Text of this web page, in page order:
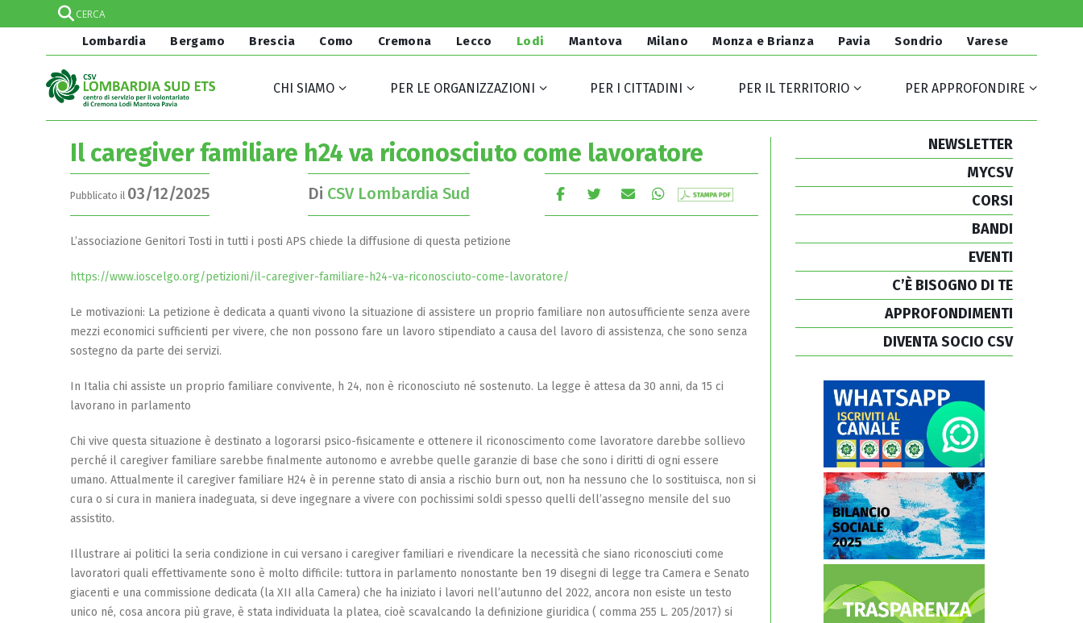
Lombardia Bergamo Brescia Como Cremona Lecco Lodi Mantova Milano Monza e Brianza Pavia Sondrio Varese
CHI SIAMO PER LE ORGANIZZAZIONI PER I CITTADINI PER IL TERRITORIO PER APPROFONDIRE
Il caregiver familiare h24 va riconosciuto come lavoratore
Pubblicato il 03/12/2025 Di CSV Lombardia Sud
L’associazione Genitori Tosti in tutti i posti APS chiede la diffusione di questa petizione
https://www.ioscelgo.org/petizioni/il-caregiver-familiare-h24-va-riconosciuto-come-lavoratore/
Le motivazioni: La petizione è dedicata a quanti vivono la situazione di assistere un proprio familiare non autosufficiente senza avere
mezzi economici sufficienti per vivere, che non possono fare un lavoro stipendiato a causa del lavoro di assistenza, che sono senza
sostegno da parte dei servizi.
In Italia chi assiste un proprio familiare convivente, h 24, non è riconosciuto né sostenuto. La legge è attesa da 30 anni, da 15 ci
lavorano in parlamento
Chi vive questa situazione è destinato a logorarsi psico-fisicamente e ottenere il riconoscimento come lavoratore darebbe sollievo
perché il caregiver familiare sarebbe finalmente autonomo e avrebbe quelle garanzie di base che sono i diritti di ogni essere
umano. Attualmente il caregiver familiare H24 è in perenne stato di ansia a rischio burn out, non ha nessuno che lo sostituisca, non si
cura o si cura in maniera inadeguata, si deve ingegnare a vivere con pochissimi soldi spesso quelli dell’assegno mensile del suo
assistito.
Illustrare ai politici la seria condizione in cui versano i caregiver familiari e rivendicare la necessità che siano riconosciuti come
lavoratori quali effettivamente sono è molto difficile: tuttora in parlamento nonostante ben 19 disegni di legge tra Camera e Senato
giacenti e una commissione dedicata (la XII alla Camera) che ha iniziato i lavori nell’autunno del 2022, ancora non esiste un testo
unico né, cosa ancora più grave, è stata individuata la platea, cioè scavalcando la definizione giuridica ( comma 255 L. 205/2017) si
NEWSLETTER
MYCSV
CORSI
BANDI
EVENTI
C’È BISOGNO DI TE
APPROFONDIMENTI
DIVENTA SOCIO CSV